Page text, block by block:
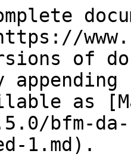
of
as
bfm-da-
1.md).